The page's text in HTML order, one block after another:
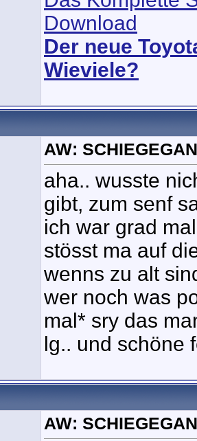
Download
Der neue
Wieviele?
AW:
aha.. wusste
gibt, zum senf
ich war grad
stösst ma auf
wenns zu alt
wer noch was
mal* sry das
lg.. und schöne
AW: